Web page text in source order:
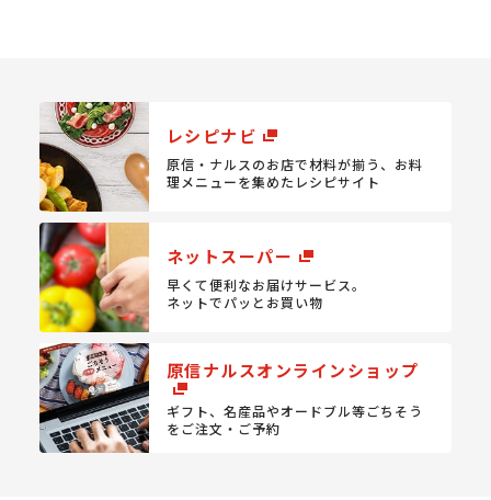
レシピナビ
原信・ナルスのお店で材料が揃う、 お料
理メニューを集めたレシピサイト
ネットスーパー
早くて便利なお届けサービス。
ネットでパッとお買い物
原信ナルスオンラインショップ
ギフト、名産品やオードブル等ごちそう
をご注文・ご予約